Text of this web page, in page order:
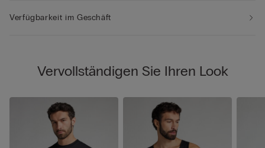
Verfügbarkeit im Geschäft
Vervollständigen Sie Ihren Look